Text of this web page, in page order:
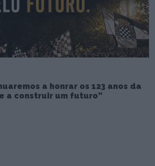
a honrar os 123 anos da
a construir um futuro”